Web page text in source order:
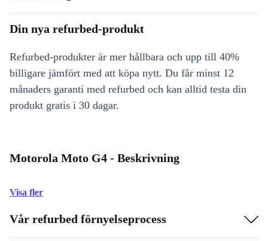
Din nya refurbed-produkt
Refurbed-produkter är mer hållbara och upp till 40%
billigare jämfört med att köpa nytt. Du får minst 12
månaders garanti med refurbed och kan alltid testa din
produkt gratis i 30 dagar.
Motorola Moto G4 - Beskrivning
Visa fler
Vår refurbed förnyelseprocess